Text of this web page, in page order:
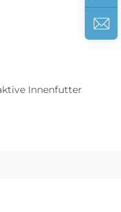
Innenfutter